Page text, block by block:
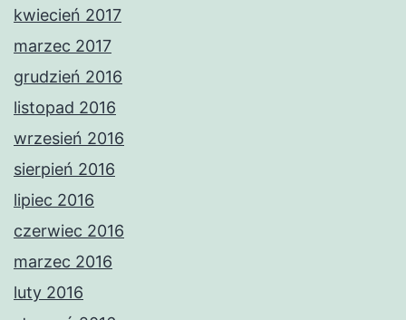
kwiecień 2017
marzec 2017
grudzień 2016
listopad 2016
wrzesień 2016
sierpień 2016
lipiec 2016
czerwiec 2016
marzec 2016
luty 2016